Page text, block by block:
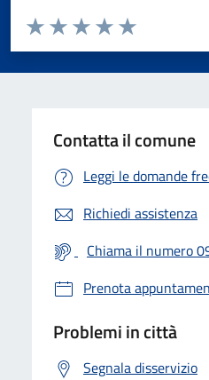
Valuta da 1 a 5 stelle la pagina
Valuta 5 stelle
Valuta 4 stelle su 5
Valuta 3 stelle su 5
Valuta 2 stelle su 5
Valuta 1 stelle su 5
Contatta il comune
Leggi le domande
Richiedi assistenza
Chiama il numero
Prenota
Problemi in città
Segnala disservizio